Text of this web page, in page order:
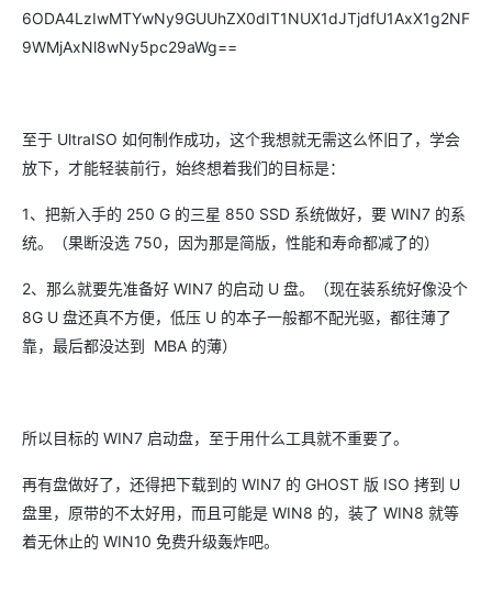
6ODA4LzIwMTYwNy9GUUhZX0dIT1NUX1dJTjdfU1AxX1g2NF
9WMjAxNl8wNy5pc29aWg==
至于 UltraISO 如何制作成功，这个我想就无需这么怀旧了，学会
放下，才能轻装前行，始终想着我们的目标是：
1、把新入手的 250 G 的三星 850 SSD 系统做好，要 WIN7 的系
统。（果断没选 750，因为那是简版，性能和寿命都减了的）
2、那么就要先准备好 WIN7 的启动 U 盘。（现在装系统好像没个
8G U 盘还真不方便，低压 U 的本子一般都不配光驱，都往薄了
靠，最后都没达到 MBA 的薄）
所以目标的 WIN7 启动盘，至于用什么工具就不重要了。
再有盘做好了，还得把下载到的 WIN7 的 GHOST 版 ISO 拷到 U
盘里，原带的不太好用，而且可能是 WIN8 的，装了 WIN8 就等
着无休止的 WIN10 免费升级轰炸吧。